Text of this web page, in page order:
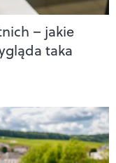
– jakie
taka